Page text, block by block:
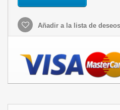
Añadir a la lista de deseos